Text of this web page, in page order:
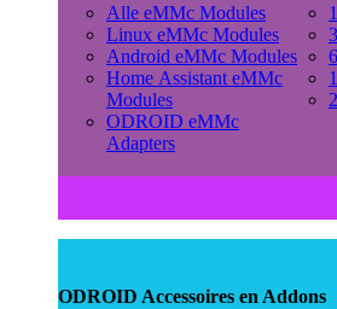
Alle eMMc Modules
Linux eMMc Modules
Android eMMc Modules
Home Assistant eMMc
Modules
ODROID eMMc
Adapters
ODROID Accessoires en Addons